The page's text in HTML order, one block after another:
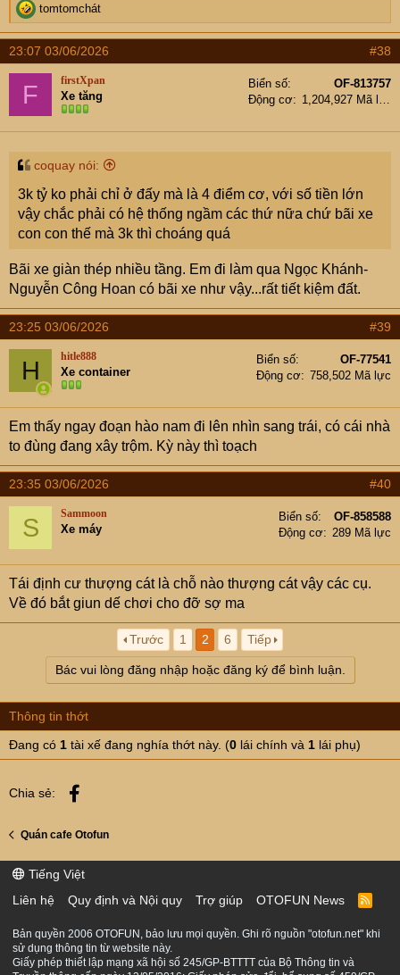
R
e
a
t
n
s
tomtomchát
23:07 03/06/2026 #38
F firstXpan
Xe tăng
Biển số
OF-813757
Động cơ
1,204,927 Mã lực
coquay nói:
3k tỷ ko phải chỉ ở đấy mà là 4 điểm cơ, với số tiền lớn
vậy chắc phải có hệ thống ngầm các thứ nữa chứ bãi xe
con con thế mà 3k thì choáng quá
Bãi xe giàn thép nhiều tầng. Em đi làm qua Ngọc Khánh-
Nguyễn Công Hoan có bãi xe như vậy...rất tiết kiệm đất.
23:25 03/06/2026 #39
H hitle888
Xe container
Biển số
OF-77541
Động cơ
758,502 Mã lực
Em thấy ngay đoạn hào nam đi lên nhìn sang trái, có cái nhà
to đùng đang xây trộm. Kỳ này thì toạch
23:35 03/06/2026 #40
S Sammoon
Xe máy
Biển số
OF-858588
Động cơ
289 Mã lực
Tái định cư thượng cát là chỗ nào thượng cát vậy các cụ.
Về đó bắt giun dế chơi cho đỡ sợ ma
Trước 1 2 6 Tiếp
Bác vui lòng đăng nhập hoặc đăng ký để bình luận.
Thông tin thớt
Đang có 1 tài xế đang nghía thớt này. (0 lái chính và 1 lái phụ)
Chia sẻ:
Quán cafe Otofun
Tiếng Việt
Liên hệ
Quy định và Nội quy Trợ giúp OTOFUN News
R
S
Bản quyền 2006 OTOFUN, bảo lưu mọi quyền. Ghi rõ nguồn "otofun.net" khi
sử dụng thông tin từ website này.
Giấy phép thiết lập mạng xã hội số 245/GP-BTTTT của Bộ Thông tin và